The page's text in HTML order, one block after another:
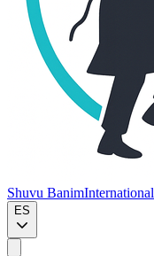
Shuvu BanimInternational
ES